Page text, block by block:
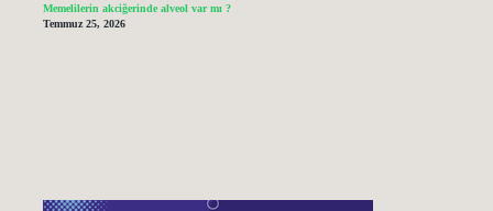
Memelilerin akciğerinde alveol var mı ?
Temmuz 25, 2026